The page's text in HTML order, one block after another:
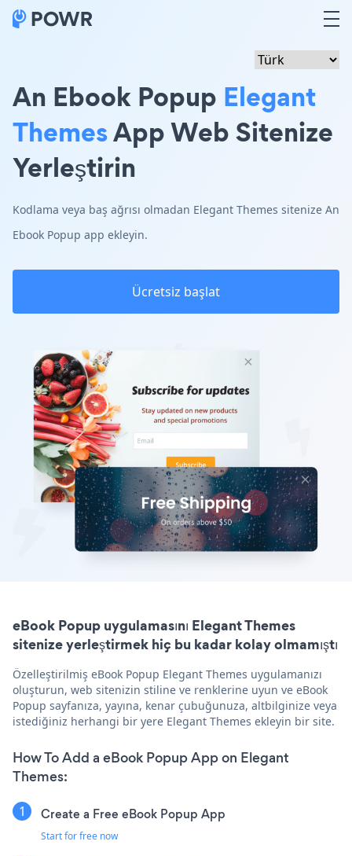
An Ebook Popup Elegant
ThemesApp Web Sitenize
Yerleştirin
Kodlama veya baş ağrısı olmadan Elegant Themes sitenize An
Ebook Popup app ekleyin.
Ücretsiz başlat
eBook Popup uygulamasını Elegant Themes
sitenize yerleştirmek hiç bu kadar kolay olmamıştı
Özelleştirilmiş eBook Popup Elegant Themes uygulamanızı
oluşturun, web sitenizin stiline ve renklerine uyun ve eBook
Popup sayfanıza, yayına, kenar çubuğunuza, altbilginize veya
istediğiniz herhangi bir yere Elegant Themes ekleyin bir site.
How To Add a eBook Popup App on Elegant
Themes:
Create a Free eBook Popup App
Start for free now